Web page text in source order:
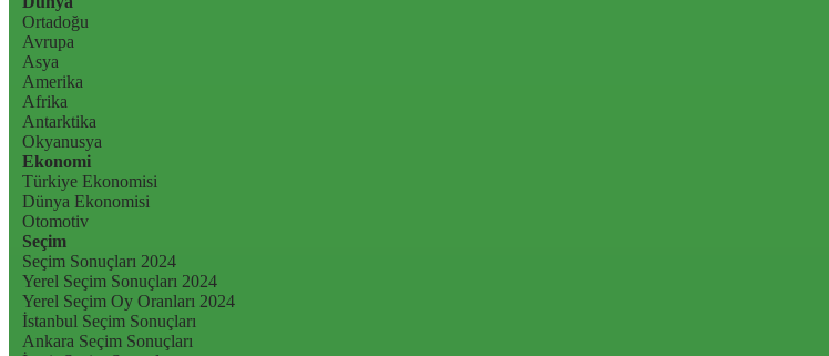
Ortadoğu
Avrupa
Asya
Amerika
Afrika
Antarktika
Okyanusya
Ekonomi
Türkiye Ekonomisi
Dünya Ekonomisi
Otomotiv
Seçim
Seçim Sonuçları 2024
Yerel Seçim Sonuçları 2024
Yerel Seçim Oy Oranları 2024
İstanbul Seçim Sonuçları
Ankara Seçim Sonuçları